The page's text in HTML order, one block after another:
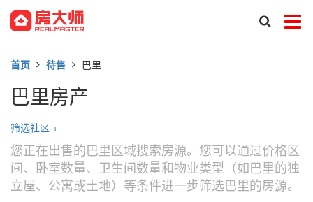
首页 待售 巴里
巴里房产
筛选社区 +
您正在出售的巴里区域搜索房源。您可以通过价格区
间、卧室数量、卫生间数量和物业类型（如巴里的独
立屋、公寓或土地）等条件进一步筛选巴里的房源。